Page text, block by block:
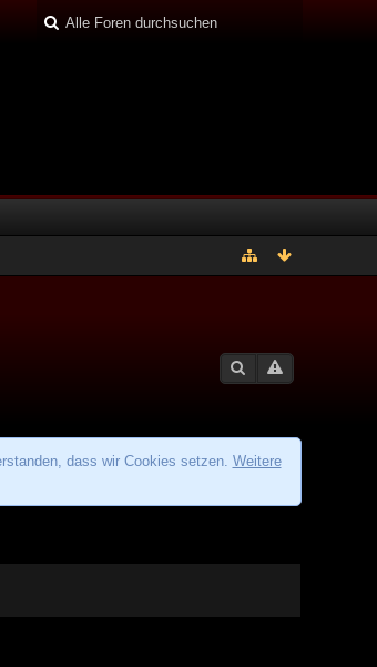
dass wir Cookies setzen. Weitere